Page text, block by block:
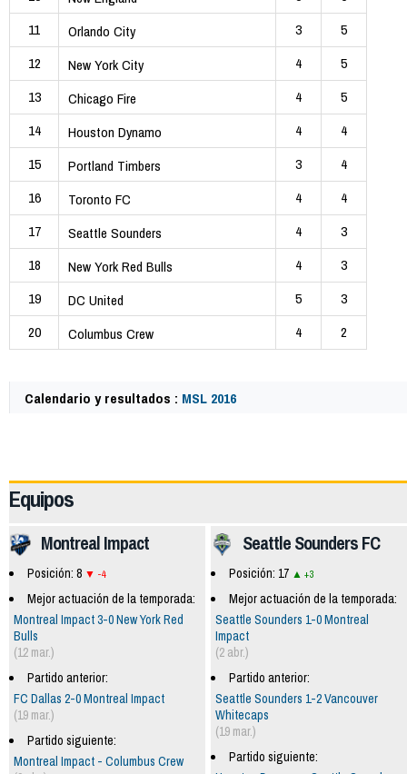
11
Orlando City 3
5
12
New York City 4
5
13
Chicago Fire 4
5
14
Houston Dynamo 4
4
15
Portland Timbers 3
4
16
Toronto FC 4
4
17
Seattle Sounders 4
3
18
New York Red Bulls 4
3
19
DC United 5
3
20
Columbus Crew 4 2
Calendario y resultados : MSL 2016
Equipos
Seattle Sounders FC
Posición: 17 +3
Mejor actuación de la temporada:
Seattle Sounders 1-0 Montreal
Impact
(2 abr.)
Partido anterior:
Seattle Sounders 1-2 Vancouver
Whitecaps
(19 mar.)
Partido siguiente:
Montreal Impact
Posición: 8 -4
Mejor actuación de la temporada:
Montreal Impact 3-0 New York Red
Bulls
(12 mar.)
Partido anterior:
FC Dallas 2-0 Montreal Impact
(19 mar.)
Partido siguiente:
Montreal Impact - Columbus Crew